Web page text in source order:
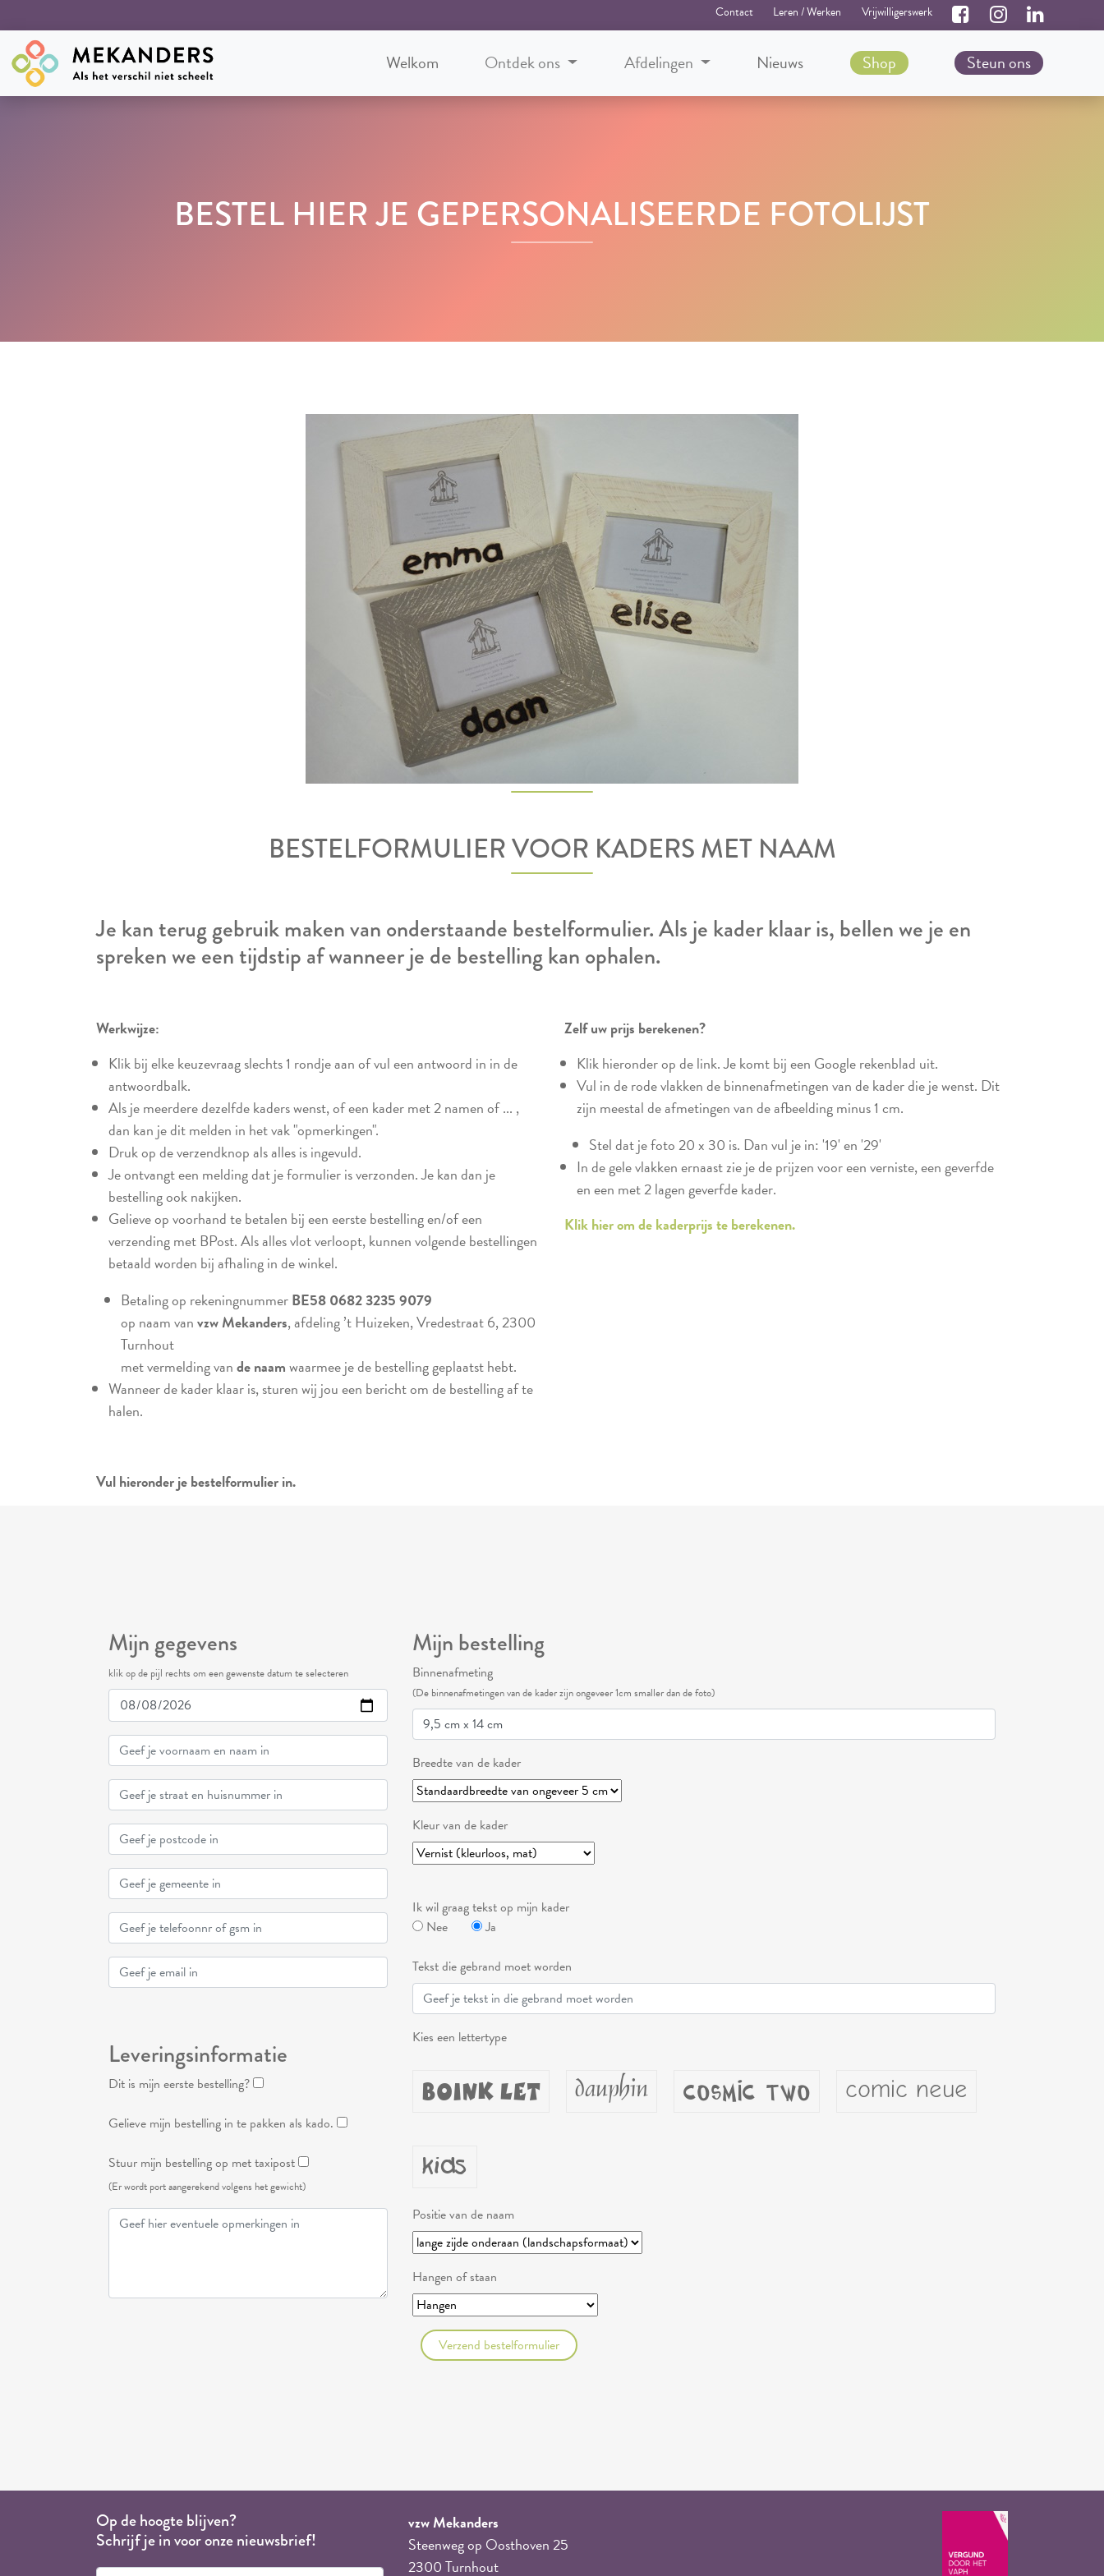
Contact Leren / Werken Vrijwilligerswerk
Welkom Ontdek ons Afdelingen Nieuws Shop Steun ons
BESTEL HIER JE GEPERSONALISEERDE FOTOLIJST
BESTELFORMULIER VOOR KADERS MET NAAM
Je kan terug gebruik maken van onderstaande bestelformulier. Als je kader klaar is, bellen we je en
spreken we een tijdstip af wanneer je de bestelling kan ophalen.
Werkwijze:
Klik bij elke keuzevraag slechts 1 rondje aan of vul een antwoord in in de
antwoordbalk.
Als je meerdere dezelfde kaders wenst, of een kader met 2 namen of ... ,
dan kan je dit melden in het vak "opmerkingen".
Druk op de verzendknop als alles is ingevuld.
Je ontvangt een melding dat je formulier is verzonden. Je kan dan je
bestelling ook nakijken.
Gelieve op voorhand te betalen bij een eerste bestelling en/of een
verzending met BPost. Als alles vlot verloopt, kunnen volgende bestellingen
betaald worden bij afhaling in de winkel.
Betaling op rekeningnummerBE58 0682 3235 9079
op naam vanvzw Mekanders, afdeling ’t Huizeken, Vredestraat 6, 2300
Turnhout
met vermelding vande naamwaarmee je de bestelling geplaatst hebt.
Wanneer de kader klaar is, sturen wij jou een bericht om de bestelling af te
halen.
Vul hieronder je bestelformulier in.
Zelf uw prijs berekenen?
Klik hieronder op de link. Je komt bij een Google rekenblad uit.
Vul in de rode vlakken de binnenafmetingen van de kader die je wenst. Dit
zijn meestal de afmetingen van de afbeelding minus 1 cm.
Stel dat je foto 20 x 30 is. Dan vul je in: '19' en '29'
In de gele vlakken ernaast zie je de prijzen voor een verniste, een geverfde
en een met 2 lagen geverfde kader.
Klik hier om de kaderprijs te berekenen.
Mijn gegevens
klik op de pijl rechts om een gewenste datum te selecteren
Leveringsinformatie
Dit is mijn eerste bestelling?
Gelieve mijn bestelling in te pakken als kado.
Stuur mijn bestelling op met taxipost
(Er wordt port aangerekend volgens het gewicht)
Mijn bestelling
Binnenafmeting
(De binnenafmetingen van de kader zijn ongeveer 1cm smaller dan de foto)
Breedte van de kader
Kleur van de kader
Ik wil graag tekst op mijn kader
Nee
Ja
Tekst die gebrand moet worden
Kies een lettertype
boink let dauphin cosmic two comic neue
kids
Positie van de naam
Hangen of staan
Verzend bestelformulier
Op de hoogte blijven?
Schrijf je in voor onze nieuwsbrief!
vzw Mekanders
Steenweg op Oosthoven 25
2300 Turnhout